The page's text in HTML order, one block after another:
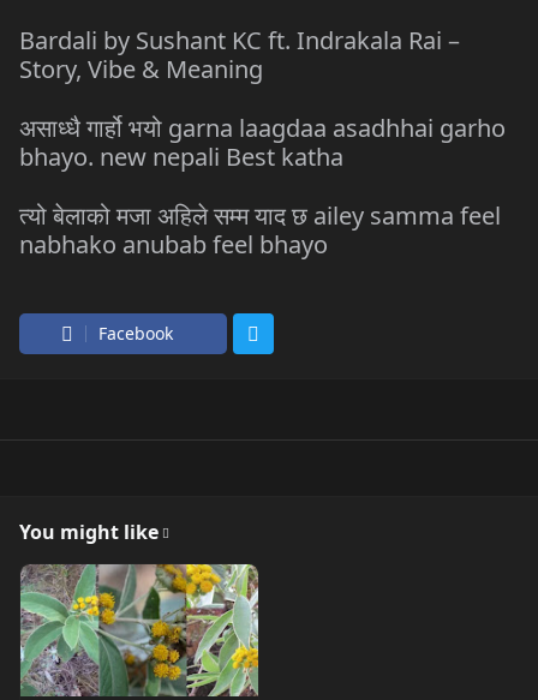
Bardali by Sushant KC ft. Indrakala Rai –
Story, Vibe & Meaning
असाध्धै गार्हो भयो garna laagdaa asadhhai garho
bhayo. new nepali Best katha
त्यो बेलाको मजा अहिले सम्म याद छ ailey samma feel
nabhako anubab feel bhayo
Facebook
You might like